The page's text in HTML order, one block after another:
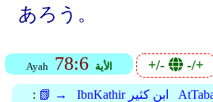
あろう。
Ayah 78:6 الأية +/- -/+
: 📗 → IbnKathir ابن كثير